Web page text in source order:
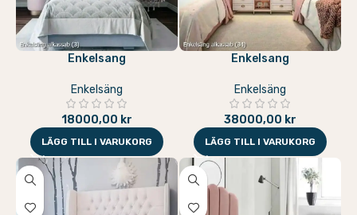
Enkelsang
Enkelsäng
18000,00 kr
LÄGG TILL I VARUKORG
Enkelsang
Enkelsäng
38000,00 kr
LÄGG TILL I VARUKORG